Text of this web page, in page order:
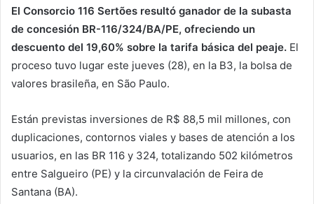
El Consorcio 116 Sertões resultó ganador de la subasta
de concesión BR-116/324/BA/PE, ofreciendo un
descuento del 19,60% sobre la tarifa básica del peaje. El
proceso tuvo lugar este jueves (28), en la B3, la bolsa de
valores brasileña, en São Paulo.
Están previstas inversiones de R$ 88,5 mil millones, con
duplicaciones, contornos viales y bases de atención a los
usuarios, en las BR 116 y 324, totalizando 502 kilómetros
entre Salgueiro (PE) y la circunvalación de Feira de
Santana (BA).